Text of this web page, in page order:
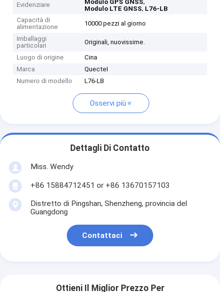
Evidenziare Modulo GPS GNSS
Modulo LTE GNSS, L76-LB
Capacità di
alimentazione
10000 pezzi al giorno
Imballaggi
particolari
Originali, nuovissime.
Luogo di origine
Cina
Marca
QuecteI
Numero di modello
L76-LB
Osservi più
Dettagli Di Contatto
Miss. Wendy
+86 15884712451 or +86 13670157103
Distretto di Pingshan, Shenzheng, provincia del
Guangdong
Contattaci
Ottieni Il Miglior Prezzo Per